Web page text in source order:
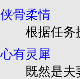
侠骨柔情
根据任务提
心有灵犀
既然是夫妻